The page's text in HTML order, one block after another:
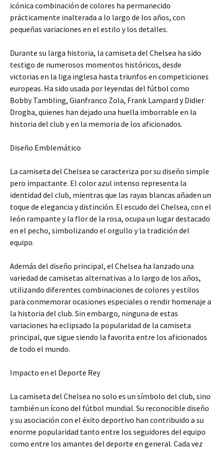
icónica combinación de colores ha permanecido
prácticamente inalterada a lo largo de los años, con
pequeñas variaciones en el estilo y los detalles.
Durante su larga historia, la camiseta del Chelsea ha sido
testigo de numerosos momentos históricos, desde
victorias en la liga inglesa hasta triunfos en competiciones
europeas. Ha sido usada por leyendas del fútbol como
Bobby Tambling, Gianfranco Zola, Frank Lampard y Didier
Drogba, quienes han dejado una huella imborrable en la
historia del club y en la memoria de los aficionados.
Diseño Emblemático
La camiseta del Chelsea se caracteriza por su diseño simple
pero impactante. El color azul intenso representa la
identidad del club, mientras que las rayas blancas añaden un
toque de elegancia y distinción. El escudo del Chelsea, con el
león rampante y la flor de la rosa, ocupa un lugar destacado
en el pecho, simbolizando el orgullo y la tradición del
equipo.
Además del diseño principal, el Chelsea ha lanzado una
variedad de camisetas alternativas a lo largo de los años,
utilizando diferentes combinaciones de colores y estilos
para conmemorar ocasiones especiales o rendir homenaje a
la historia del club. Sin embargo, ninguna de estas
variaciones ha eclipsado la popularidad de la camiseta
principal, que sigue siendo la favorita entre los aficionados
de todo el mundo.
Impacto en el Deporte Rey
La camiseta del Chelsea no solo es un símbolo del club, sino
también un ícono del fútbol mundial. Su reconocible diseño
y su asociación con el éxito deportivo han contribuido a su
enorme popularidad tanto entre los seguidores del equipo
como entre los amantes del deporte en general. Cada vez